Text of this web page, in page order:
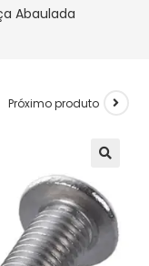
Abaulada
Próximo produto